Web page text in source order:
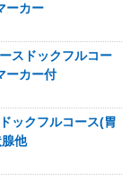
ーカー
スドックフルコー
ーカー付
ックフルコース(胃
他